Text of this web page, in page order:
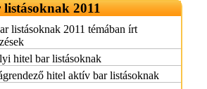
2011
listásoknak 2011 témában írt
hitel bar listásoknak
hitel aktív bar listásoknak